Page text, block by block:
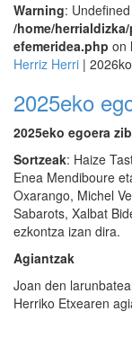
Warning:
/home/
efemeridea.php on
Herriz Herri |
2025eko
2025eko egoera
Sortzeak: Haize
Enea Mendiboure
Oxarango, Michel
Sabarots, Xalbat
ezkontza izan dira.
Agiantzak
Joan den
Herriko Etxearen